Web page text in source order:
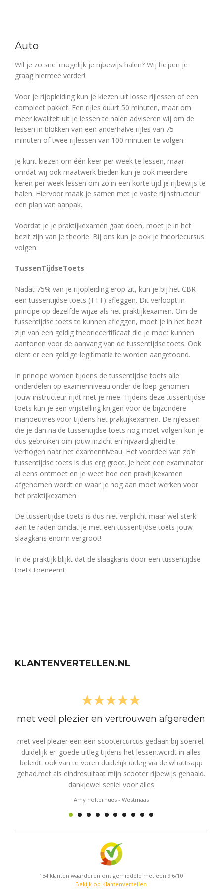
Auto
Wil je zo snel mogelijk je rijbewijs halen? Wij helpen je
graag hiermee verder!
Voor je rijopleiding kun je kiezen uit losse rijlessen of een
compleet pakket. Een rijles duurt 50 minuten, maar om
meer kwaliteit uit je lessen te halen adviseren wij om de
lessen in blokken van een anderhalve rijles van 75
minuten of twee rijlessen van 100 minuten te volgen.
Je kunt kiezen om één keer per week te lessen, maar
omdat wij ook maatwerk bieden kun je ook meerdere
keren per week lessen om zo in een korte tijd je rijbewijs te
halen. Hiervoor maak je samen met je vaste rijinstructeur
een plan van aanpak.
Voordat je je praktijkexamen gaat doen, moet je in het
bezit zijn van je theorie. Bij ons kun je ook je theoriecursus
volgen.
TussenTijdseToets
Nadat 75% van je rijopleiding erop zit, kun je bij het CBR
een tussentijdse toets (TTT) afleggen. Dit verloopt in
principe op dezelfde wijze als het praktijkexamen. Om de
tussentijdse toets te kunnen afleggen, moet je in het bezit
zijn van een geldig theoriecertificaat die je moet kunnen
aantonen voor de aanvang van de tussentijdse toets. Ook
dient er een geldige legitimatie te worden aangetoond.
In principe worden tijdens de tussentijdse toets alle
onderdelen op examenniveau onder de loep genomen.
Jouw instructeur rijdt met je mee. Tijdens deze tussentijdse
toets kun je een vrijstelling krijgen voor de bijzondere
manoeuvres voor tijdens het praktijkexamen. De rijlessen
die je dan na de tussentijdse toets nog moet volgen kun je
dus gebruiken om jouw inzicht en rijvaardigheid te
verhogen naar het examenniveau. Het voordeel van zo’n
tussentijdse toets is dus erg groot. Je hebt een examinator
al eens ontmoet en je weet hoe een praktijkexamen
afgenomen wordt en waar je nog aan moet werken voor
het praktijkexamen.
De tussentijdse toets is dus niet verplicht maar wel sterk
aan te raden omdat je met een tussentijdse toets jouw
slaagkans enorm vergroot!
In de praktijk blijkt dat de slaagkans door een tussentijdse
toets toeneemt.
KLANTENVERTELLEN.NL
met veel plezier en vertrouwen afgereden
met veel plezier een een scootercurcus gedaan bij soeniel.
duidelijk en goede uitleg tijdens het lessen.wordt in alles
beleidt. ook van te voren duidelijk uitleg via de whattsapp
gehad.met als eindresultaat mijn scooter rijbewijs gehaald.
dankjewel seniel voor alles
Amy holterhues - Westmaas
134 klanten waarderen ons gemiddeld met een 9.6/10
Bekijk op Klantenvertellen